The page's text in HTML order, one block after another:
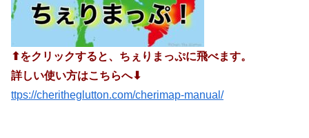
⬆︎をクリックすると、ちぇりまっぷに飛べます。
詳しい使い方はこちらへ⬇︎
ttps://cheritheglutton.com/cherimap-manual/